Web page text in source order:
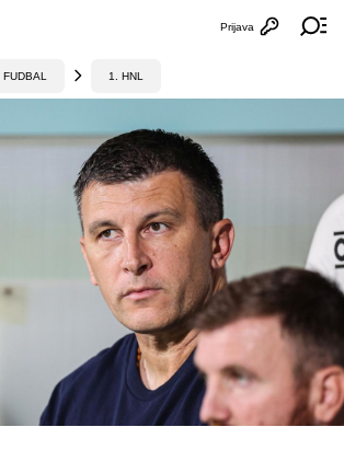
Otvori
Prijava
FUDBAL 1. HNL